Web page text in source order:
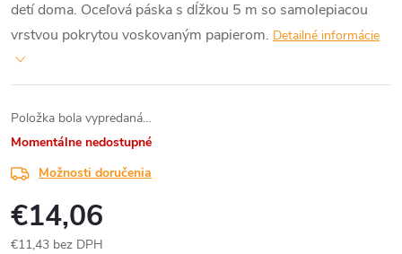
detí doma. Oceľová páska s dĺžkou 5 m so samolepiacou
vrstvou pokrytou voskovaným papierom. Detailné informácie
Položka bola vypredaná…
Momentálne nedostupné
Možnosti doručenia
€14,06
€11,43 bez DPH